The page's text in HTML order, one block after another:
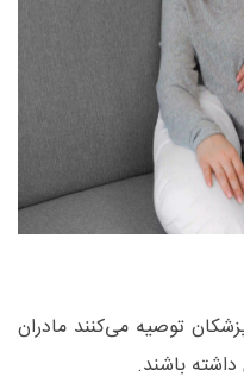
توصیه می‌کنند مادران
باشند.